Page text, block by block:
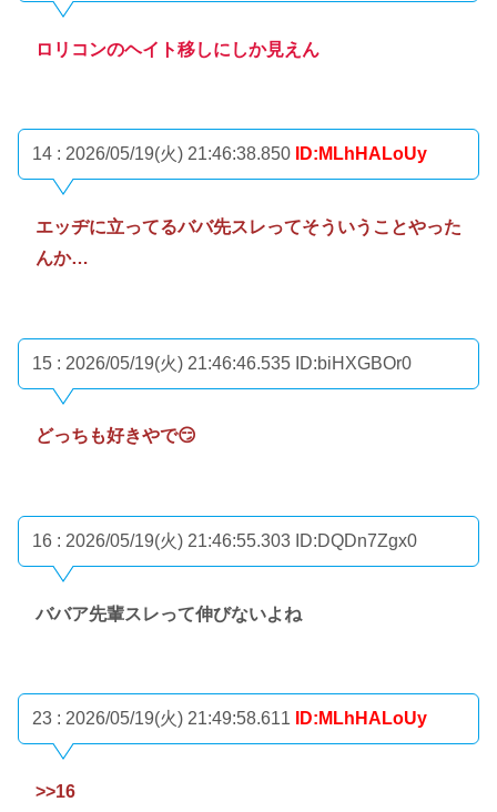
ロリコンのヘイト移しにしか見えん
14 : 2026/05/19(火) 21:46:38.850 ID:MLhHALoUy
エッヂに立ってるババ先スレってそういうことやった
んか…
15 : 2026/05/19(火) 21:46:46.535 ID:biHXGBOr0
どっちも好きやで😏
16 : 2026/05/19(火) 21:46:55.303 ID:DQDn7Zgx0
ババア先輩スレって伸びないよね
23 : 2026/05/19(火) 21:49:58.611 ID:MLhHALoUy
>>16